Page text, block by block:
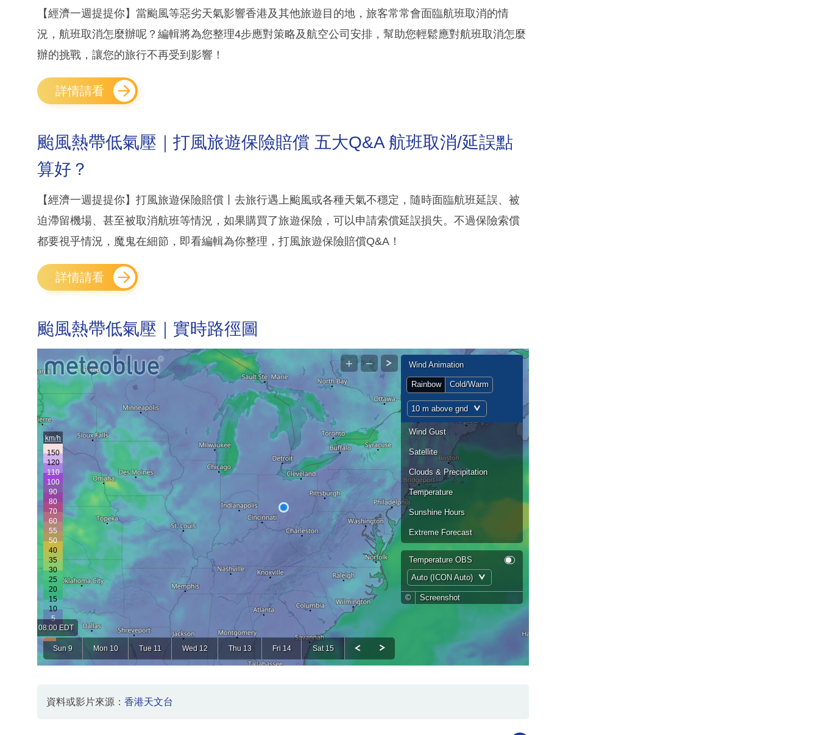
【經濟一週提提你】當颱風等惡劣天氣影響香港及其他旅遊目的地，旅客常常會面臨航班取消的情
況，航班取消怎麼辦呢？編輯將為您整理4步應對策略及航空公司安排，幫助您輕鬆應對航班取消怎麼
辦的挑戰，讓您的旅行不再受到影響！
詳情請看
颱風熱帶低氣壓｜打風旅遊保險賠償 五大Q&A 航班取消/延誤點
算好？
【經濟一週提提你】打風旅遊保險賠償丨去旅行遇上颱風或各種天氣不穩定，隨時面臨航班延誤、被
迫滯留機場、甚至被取消航班等情況，如果購買了旅遊保險，可以申請索償延誤損失。不過保險索償
都要視乎情況，魔鬼在細節，即看編輯為你整理，打風旅遊保險賠償Q&A！
詳情請看
颱風熱帶低氣壓｜實時路徑圖
資料或影片來源： 香港天文台